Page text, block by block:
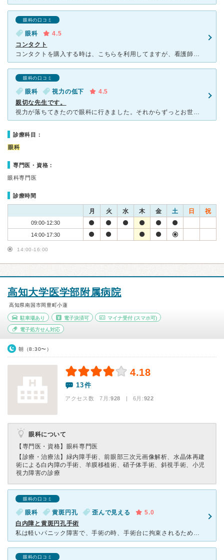
眼科の口コミ
眼科
4.5
コンタクト
コンタクトを購入する時は、こちらを利用してますが、看護師さんも優しく先生も優しく診察がスムーズでとても良いです。 ずっとこちらで診てもらってますが駐車場も広く院内も清潔感がありとても綺麗です。
眼科の口コミ
眼科 視力の低下
4.5
親切な先生です。
視力が落ちてきたので眼科に行きました。それからずっとお世話になっていますが看護師さんも事務の方も優しく先生も優しいです。カラコンも販売していて処方してもらいましたが、ほんとはよくないけどねと言われまし
診療科目：
眼科
専門医・資格：
眼科専門医
診療時間
月 火 水 木 金 土 日 祝
09:00-12:30
14:00-17:30
14:00-16:00
高知大学医学部附属病院
高知県南国市岡豊町小蓮
駐車場あり 電子決済可 マイナ受付 (スマホ可)
電子処方せん対応
朝（8:30〜）
4.18
13件
アクセス数 7月:928 | 6月:922
眼科について
【専門医・資格】 眼科専門医
【診療・治療法】 緑内障手術、前眼部三次元画像解析、水晶体再建
術による白内障の手術、羊膜移植術、硝子体手術、斜視手術、小児
視力障害の診療
眼科の口コミ
眼科 黄斑円孔 歪んで見える
5.0
白内障と黄斑円孔手術
私は軽いパニック障害で、手術の時、手術台に拘束されるため恐怖心でパニックになります。そのため、全身麻酔で手術を受けたかったのですが、最初、他の眼科で黄斑円孔と診断されましたが、全身麻酔による手術は対応
眼科の口コミ